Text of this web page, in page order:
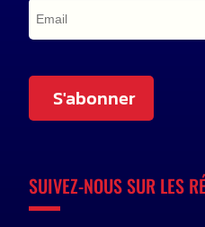
S'abonner
SUIVEZ-NOUS SUR LES